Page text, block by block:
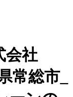
会社
常総市_